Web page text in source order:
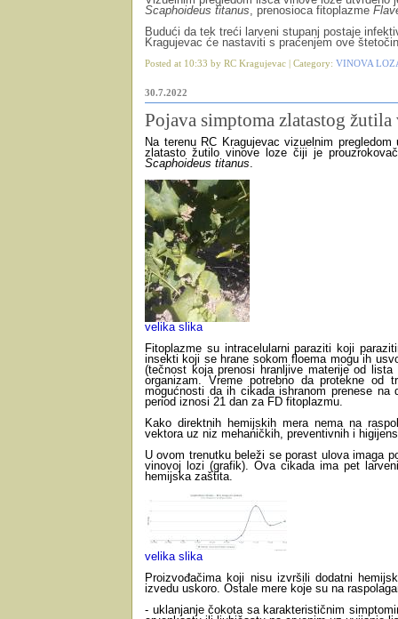
Scaphoideus titanus , prenosioca fitoplazme
Budući da tek treći larveni stupanj postaje
Kragujevac će nastaviti s praćenjem ove
Posted at 10:33 by RC Kragujevac | Category: VINOVA
30.7.2022
Pojava simptoma zlatastog
Na terenu RC Kragujevac vizuelnim
zlatasto žutilo vinove loze čiji je
Scaphoideus titanus
velika slika
Fitoplazme su intracelularni paraziti koji
insekti koji se hrane sokom floema mogu ih
(tečnost koja prenosi hranljive materije od
organizam. Vreme potrebno da protekne od
mogućnosti da ih cikada ishranom prenese
period iznosi 21 dan za FD fitoplazmu.
Kako direktnih hemijskih mera nema na
vektora uz niz mehaničkih, preventivnih i
U ovom trenutku beleži se porast ulova imaga
vinovoj lozi (grafik). Ova cikada ima pet
hemijska zaštita.
velika slika
Proizvođačima koji nisu izvršili dodatni
izvedu uskoro. Ostale mere koje su na
- uklanjanje čokota sa karakterističnim